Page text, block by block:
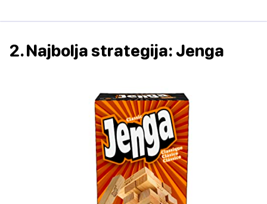
2. Najbolja strategija: Jenga